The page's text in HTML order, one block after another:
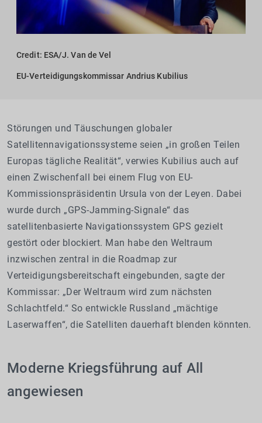
Credit: ESA/J. Van de Vel
EU-Verteidigungskommissar Andrius Kubilius
Störungen und Täuschungen globaler
Satellitennavigationssysteme seien „in großen Teilen
Europas tägliche Realität“, verwies Kubilius auch auf
einen Zwischenfall bei einem Flug von EU-
Kommissionspräsidentin Ursula von der Leyen. Dabei
wurde durch „GPS-Jamming-Signale“ das
satellitenbasierte Navigationssystem GPS gezielt
gestört oder blockiert. Man habe den Weltraum
inzwischen zentral in die Roadmap zur
Verteidigungsbereitschaft eingebunden, sagte der
Kommissar: „Der Weltraum wird zum nächsten
Schlachtfeld.“ So entwickle Russland „mächtige
Laserwaffen“, die Satelliten dauerhaft blenden könnten.
Moderne Kriegsführung auf All
angewiesen